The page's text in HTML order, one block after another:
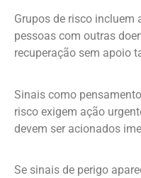
Grupos de risco incluem
pessoas com outras
recuperação sem apoio
Sinais como
risco exigem ação
devem ser acionados
Se sinais de perigo